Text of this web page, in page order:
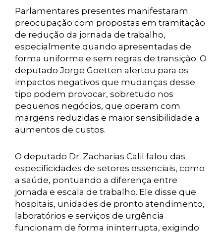
Parlamentares presentes manifestaram
preocupação com propostas em tramitação
de redução da jornada de trabalho,
especialmente quando apresentadas de
forma uniforme e sem regras de transição. O
deputado Jorge Goetten alertou para os
impactos negativos que mudanças desse
tipo podem provocar, sobretudo nos
pequenos negócios, que operam com
margens reduzidas e maior sensibilidade a
aumentos de custos.
O deputado Dr. Zacharias Calil falou das
especificidades de setores essenciais, como
a saúde, pontuando a diferença entre
jornada e escala de trabalho. Ele disse que
hospitais, unidades de pronto atendimento,
laboratórios e serviços de urgência
funcionam de forma ininterrupta, exigindo